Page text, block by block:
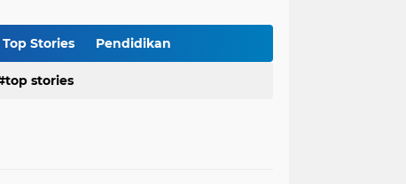
Kasus Blok 12 Cipare Pancawati, Lahan Petani Terancam, Kemunculan Sertipikat PRONA jadi Sorotan
Stories Pendidikan
top stories